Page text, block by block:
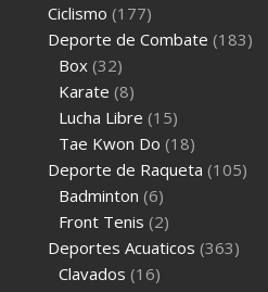
Ciclismo (177)
Deporte de Combate (183)
Box (32)
Karate (8)
Lucha Libre (15)
Tae Kwon Do (18)
Deporte de Raqueta (105)
Badminton (6)
Front Tenis (2)
Deportes Acuaticos (363)
Clavados (16)